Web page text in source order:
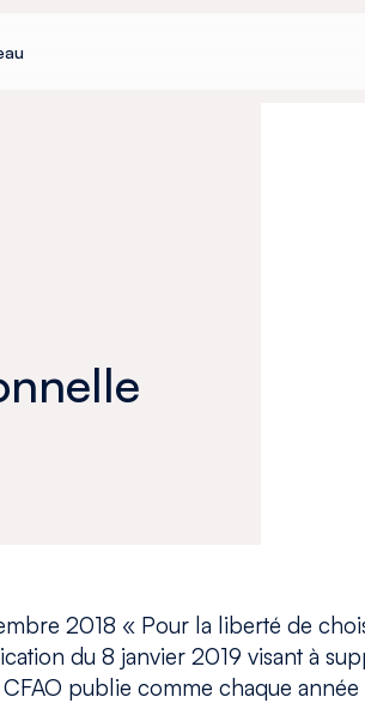
2018 « Pour la liberté de
du 8 janvier 2019 visant à
publie comme chaque année